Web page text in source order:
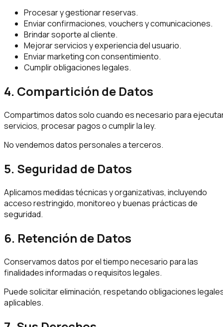
Procesar y gestionar reservas.
Enviar confirmaciones, vouchers y comunicaciones.
Brindar soporte al cliente.
Mejorar servicios y experiencia del usuario.
Enviar marketing con consentimiento.
Cumplir obligaciones legales.
4. Compartición de Datos
Compartimos datos solo cuando es necesario para
servicios, procesar pagos o cumplir la ley.
No vendemos datos personales a terceros.
5. Seguridad de Datos
Aplicamos medidas técnicas y organizativas, incluyendo
acceso restringido, monitoreo y buenas prácticas de
seguridad.
6. Retención de Datos
Conservamos datos por el tiempo necesario para las
finalidades informadas o requisitos legales.
Puede solicitar eliminación, respetando obligaciones
aplicables.